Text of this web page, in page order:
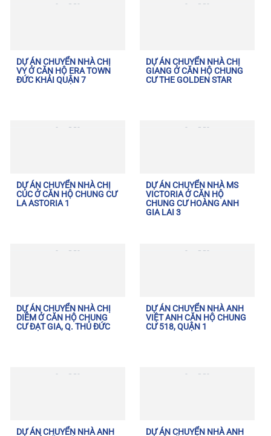
DỰ ÁN CHUYỂN NHÀ CHỊ
VY Ở CĂN HỘ ERA TOWN
ĐỨC KHẢI QUẬN 7
DỰ ÁN CHUYỂN NHÀ CHỊ
GIANG Ở CĂN HỘ CHUNG
CƯ THE GOLDEN STAR
DỰ ÁN CHUYỂN NHÀ CHỊ
CÚC Ở CĂN HỘ CHUNG CƯ
LA ASTORIA 1
DỰ ÁN CHUYỂN NHÀ MS
VICTORIA Ở CĂN HỘ
CHUNG CƯ HOÀNG ANH
GIA LAI 3
DỰ ÁN CHUYỂN NHÀ CHỊ
DIỄM Ở CĂN HỘ CHUNG
CƯ ĐẠT GIA, Q. THỦ ĐỨC
DỰ ÁN CHUYỂN NHÀ ANH
VIỆT ANH CĂN HỘ CHUNG
CƯ 518, QUẬN 1
DỰ ÁN CHUYỂN NHÀ ANH
DỰ ÁN CHUYỂN NHÀ ANH